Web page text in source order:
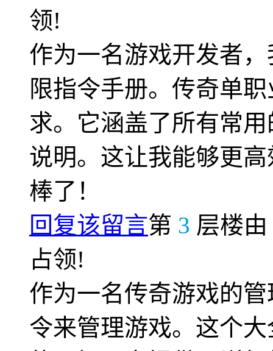
领!
作为一名游戏开发者
限指令手册。传奇单
求。它涵盖了所有常
说明。这让我能够更
棒了！
回复该留言第 3 层楼由
占领!
作为一名传奇游戏的
令来管理游戏。这个